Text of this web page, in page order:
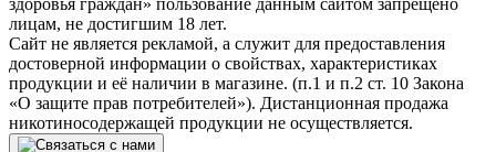
лицам, не достигшим 18 лет.
Сайт не является рекламой, а служит для предоставления
достоверной информации о свойствах, характеристиках
продукции и её наличии в магазине. (п.1 и п.2 ст. 10 Закона
«О защите прав потребителей»). Дистанционная продажа
никотиносодержащей продукции не осуществляется.